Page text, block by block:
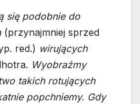
się podobnie do
(przynajmniej sprzed
red.) wirujących
Wyobraźmy
takich rotujących
popchniemy. Gdy